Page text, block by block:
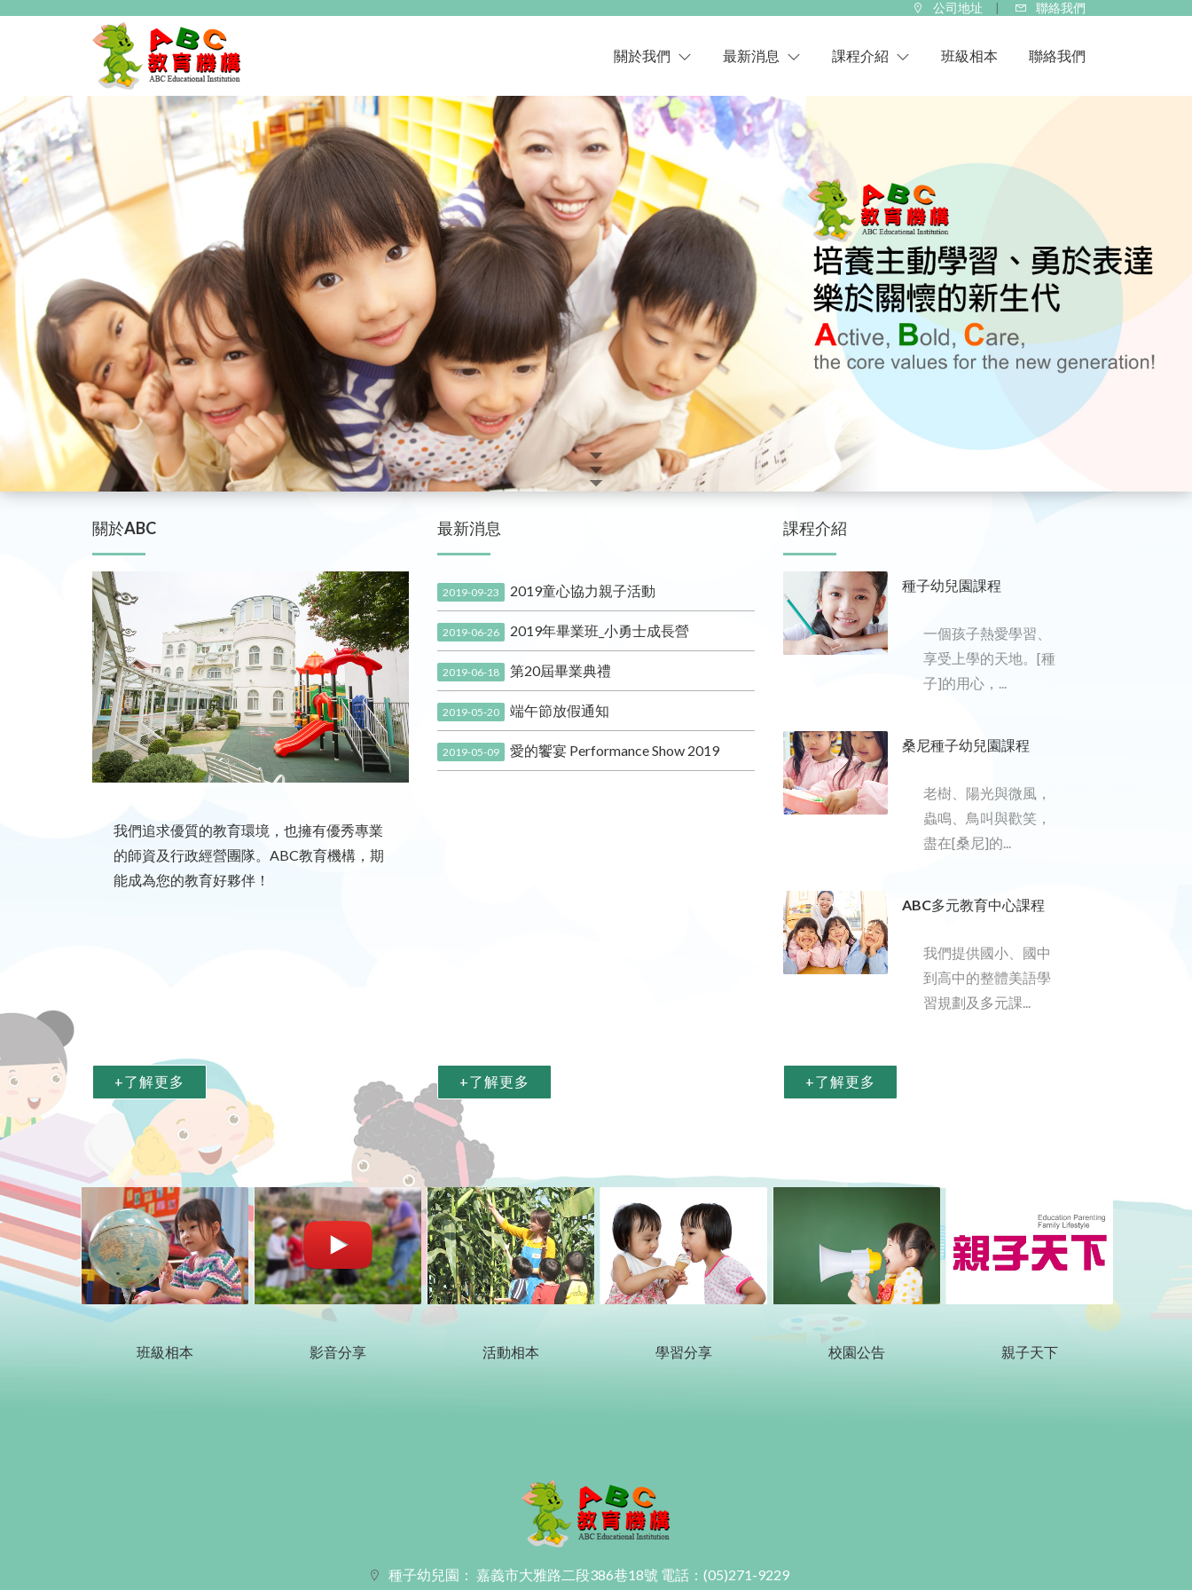
公司地址 聯絡我們
關於我們
ABC教育機構
種子幼兒園
桑尼種子幼兒園
華特幼兒園暨托嬰中心
ABC美語學校
最新消息
校園公告
影音分享
學習分享
最新消息
課程介紹
華特幼兒園
華特托嬰中心
ABC美語學校
班級相本 聯絡我們
關於ABC
我們追求優質的教育環境，也擁有優秀專業
的師資及行政經營團隊。ABC教育機構，期
能成為您的教育好夥伴！
+了解更多
最新消息
2019-09-23 2019童心協力親子活動
2019-06-26 2019年畢業班_小勇士成長營
2019-06-18 第20屆畢業典禮
2019-05-20 端午節放假通知
2019-05-09 愛的饗宴 Performance Show 2019
+了解更多
課程介紹
種子幼兒園課程
一個孩子熱愛學習、
享受上學的天地。[種
子]的用心，...
桑尼種子幼兒園課程
老樹、陽光與微風，
蟲鳴、鳥叫與歡笑，
盡在[桑尼]的...
ABC多元教育中心課程
我們提供國小、國中
到高中的整體美語學
習規劃及多元課...
+了解更多
班級相本 影音分享 活動相本 學習分享 校園公告 親子天下
種子幼兒園： 嘉義市大雅路二段386巷18號 電話：(05)271-9229